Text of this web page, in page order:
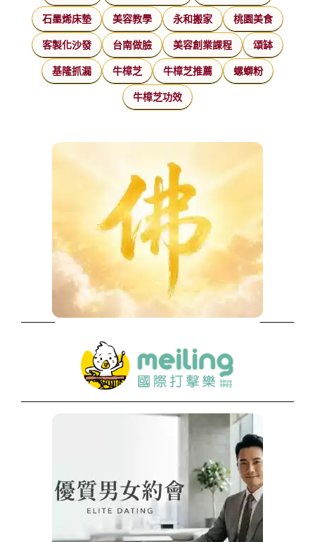
石墨烯床墊 美容教學 永和搬家 桃園美食
客製化沙發 台南做臉 美容創業課程 頌缽
基隆抓漏 牛樟芝 牛樟芝推薦 螺螄粉
牛樟芝功效